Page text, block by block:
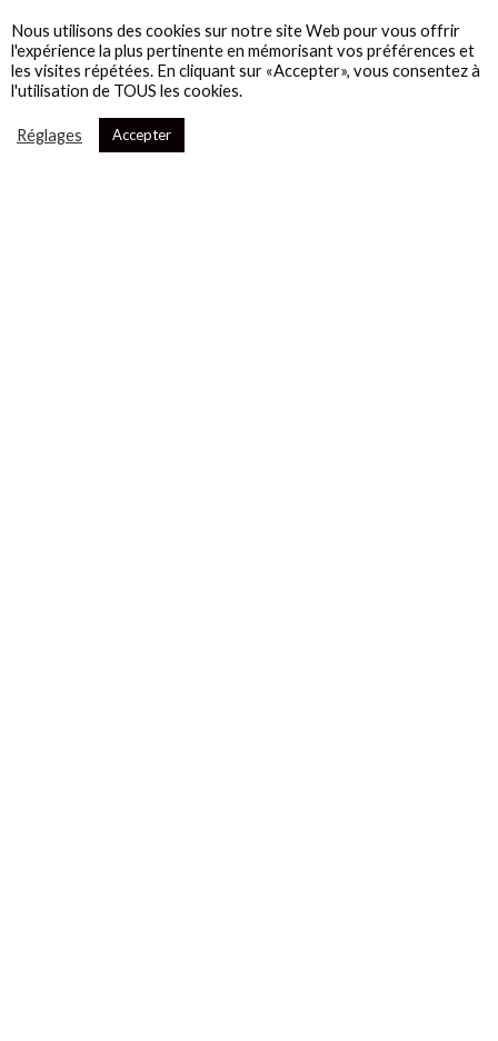
Nous utilisons des cookies sur notre site Web pour vous offrir
l'expérience la plus pertinente en mémorisant vos préférences et
les visites répétées. En cliquant sur «Accepter», vous consentez à
l'utilisation de TOUS les cookies.
Réglages Accepter